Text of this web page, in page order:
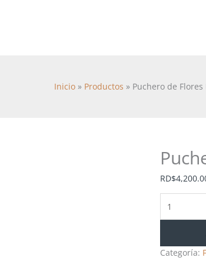
Inicio Productos Puchero de Flores
RD$
Categoría: